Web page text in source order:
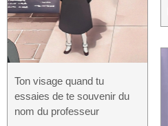
Ton visage quand tu
essaies de te souvenir du
nom du professeur